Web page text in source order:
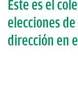
Este es el
elecciones
dirección en